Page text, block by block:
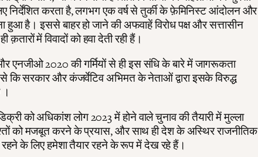
निर्देशित करता है, लगभग एक वर्ष से तुर्की के फ़ेमिनिस्ट आंदोलन और
हुआ है। इससे बाहर हो जाने की अफवाहें विरोध पक्ष और सत्तासीन
क़तारों में विवादों को हवा देती रही हैं।
और एनजीओ 2020 की गर्मियों से ही इस संधि के बारे में जागरूकता
कि सरकार और कंजर्वेटिव अभिमत के नेताओं द्वारा इसके विरुद्ध
।
को अधिकांश लोग 2023 में होने वाले चुनाव की तैयारी में मुल्ला
को मजबूत करने के प्रयास, और साथ ही देश के अस्थिर राजनीतिक
के लिए हमेशा तैयार रहने के रूप में देख रहे हैं।